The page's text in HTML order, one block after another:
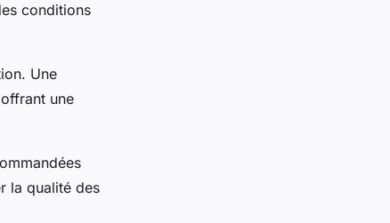
conditions
Une
une
la qualité des